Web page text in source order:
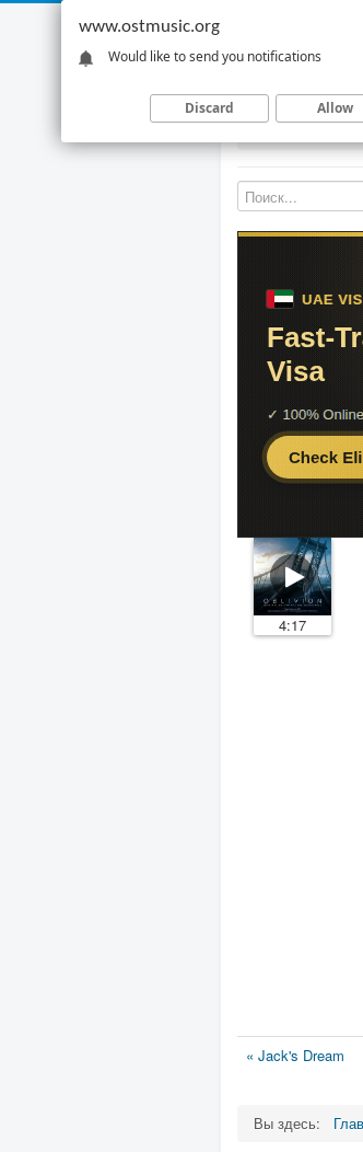
4:17
« Jack's Dream
Вы здесь:
www.ostmusic.org
Would like to send you notifications
Discard Allow